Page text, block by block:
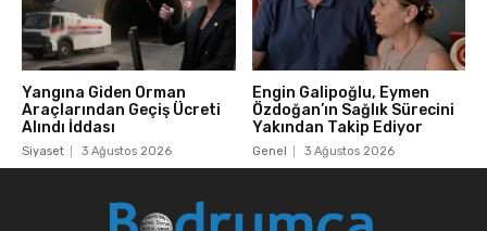
Yangına Giden Orman
Araçlarından Geçiş Ücreti
Alındı İddası
Siyaset 3 Ağustos 2026
Engin Galipoğlu, Eymen
Özdoğan’ın Sağlık Sürecini
Yakından Takip Ediyor
Genel 3 Ağustos 2026